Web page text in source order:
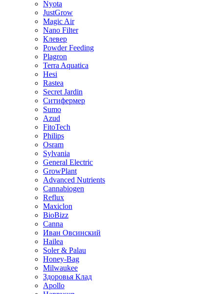
Nyota
JustGrow
Magic Air
Nano Filter
Клевер
Powder Feeding
Plagron
Terra Aquatica
Hesi
Rastea
Secret Jardin
Ситифермер
Sumo
Azud
FitoTech
Philips
Osram
Sylvania
General Electric
GrowPlant
Advanced Nutrients
Cannabiogen
Reflux
Maxiclon
BioBizz
Canna
Иван Овсинский
Hailea
Soler & Palau
Honey-Bag
Milwaukee
Здоровья Клад
Apollo